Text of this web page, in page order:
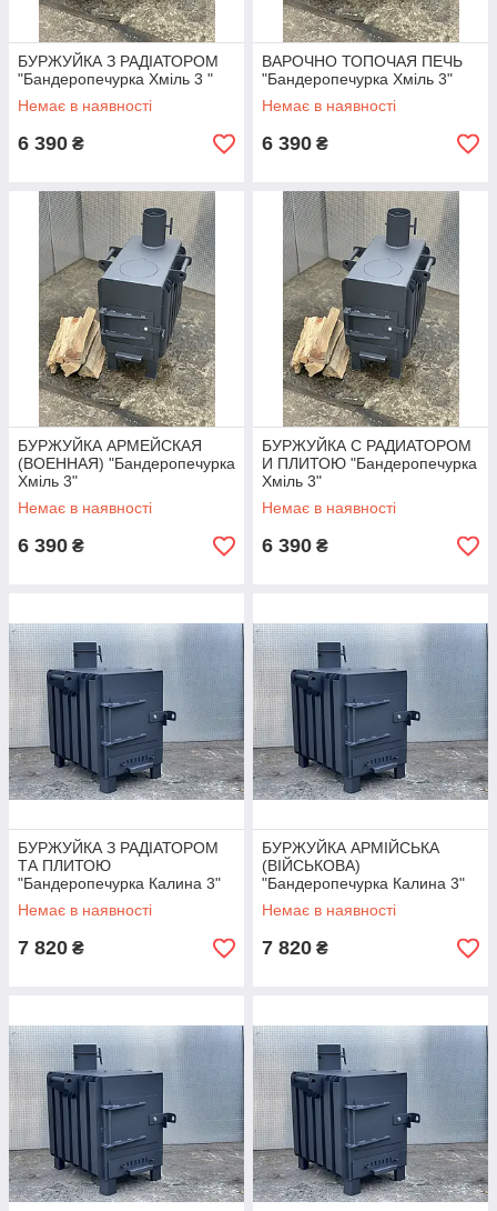
БУРЖУЙКА З РАДІАТОРОМ
"Бандеропечурка Хміль 3 "
Немає в наявності
6 390 ₴
ВАРОЧНО ТОПОЧАЯ ПЕЧЬ
"Бандеропечурка Хміль 3"
Немає в наявності
6 390 ₴
БУРЖУЙКА АРМЕЙСКАЯ
(ВОЕННАЯ) "Бандеропечурка
Хміль 3"
Немає в наявності
6 390 ₴
БУРЖУЙКА С РАДИАТОРОМ
И ПЛИТОЮ "Бандеропечурка
Хміль 3"
Немає в наявності
6 390 ₴
БУРЖУЙКА З РАДІАТОРОМ
ТА ПЛИТОЮ
"Бандеропечурка Калина 3"
Немає в наявності
7 820 ₴
БУРЖУЙКА АРМІЙСЬКА
(ВІЙСЬКОВА)
"Бандеропечурка Калина 3"
Немає в наявності
7 820 ₴